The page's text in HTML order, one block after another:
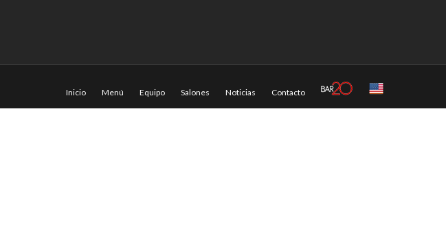
Inicio Menú Equipo Salones Noticias Contacto